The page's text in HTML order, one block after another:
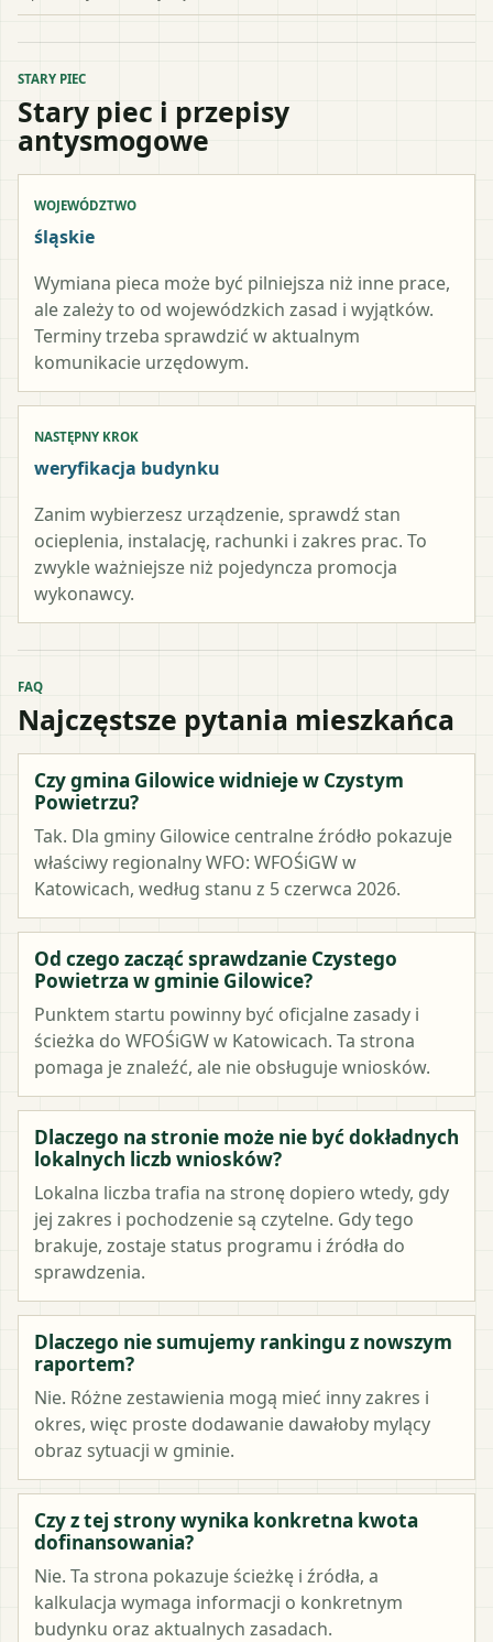
STARY PIEC
Stary piec i przepisy
antysmogowe
WOJEWÓDZTWO
śląskie
Wymiana pieca może być pilniejsza niż inne prace,
ale zależy to od wojewódzkich zasad i wyjątków.
Terminy trzeba sprawdzić w aktualnym
komunikacie urzędowym.
NASTĘPNY KROK
weryfikacja budynku
Zanim wybierzesz urządzenie, sprawdź stan
ocieplenia, instalację, rachunki i zakres prac. To
zwykle ważniejsze niż pojedyncza promocja
wykonawcy.
FAQ
Najczęstsze pytania mieszkańca
Czy gmina Gilowice widnieje w Czystym
Powietrzu?
Tak. Dla gminy Gilowice centralne źródło pokazuje
właściwy regionalny WFO: WFOŚiGW w
Katowicach, według stanu z 5 czerwca 2026.
Od czego zacząć sprawdzanie Czystego
Powietrza w gminie Gilowice?
Punktem startu powinny być oficjalne zasady i
ścieżka do WFOŚiGW w Katowicach. Ta strona
pomaga je znaleźć, ale nie obsługuje wniosków.
Dlaczego na stronie może nie być dokładnych
lokalnych liczb wniosków?
Lokalna liczba trafia na stronę dopiero wtedy, gdy
jej zakres i pochodzenie są czytelne. Gdy tego
brakuje, zostaje status programu i źródła do
sprawdzenia.
Dlaczego nie sumujemy rankingu z nowszym
raportem?
Nie. Różne zestawienia mogą mieć inny zakres i
okres, więc proste dodawanie dawałoby mylący
obraz sytuacji w gminie.
Czy z tej strony wynika konkretna kwota
dofinansowania?
Nie. Ta strona pokazuje ścieżkę i źródła, a
kalkulacja wymaga informacji o konkretnym
budynku oraz aktualnych zasadach.